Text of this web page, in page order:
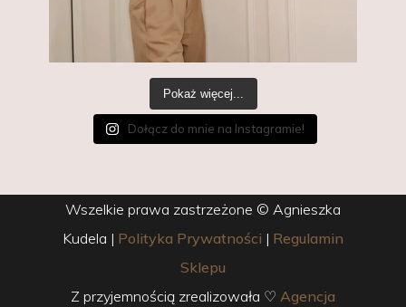
Pokaż więcej...
Dołącz do mnie na Instagramie!
Wszelkie prawa zastrzeżone © Agnieszka
Kudela | Polityka Prywatności | Regulamin
Sklepu
Z przyjemnością zrealizowała ♡ Agencja